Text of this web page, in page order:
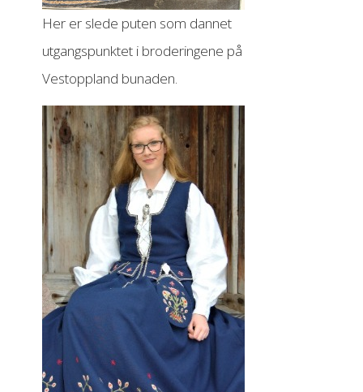
Her er slede puten som dannet
utgangspunktet i broderingene på
Vestoppland bunaden.